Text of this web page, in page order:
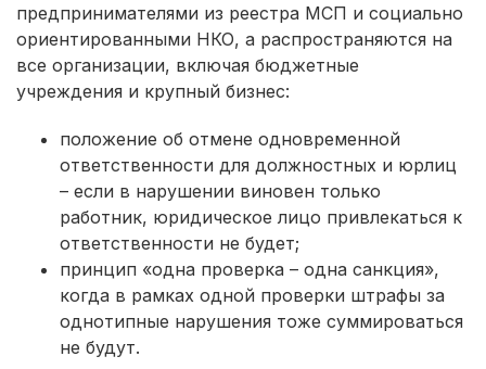
предпринимателями из реестра МСП и социально
ориентированными НКО, а распространяются на
все организации, включая бюджетные
учреждения и крупный бизнес:
положение об отмене одновременной
ответственности для должностных и юрлиц
– если в нарушении виновен только
работник, юридическое лицо привлекаться к
ответственности не будет;
принцип «одна проверка – одна санкция»,
когда в рамках одной проверки штрафы за
однотипные нарушения тоже суммироваться
не будут.